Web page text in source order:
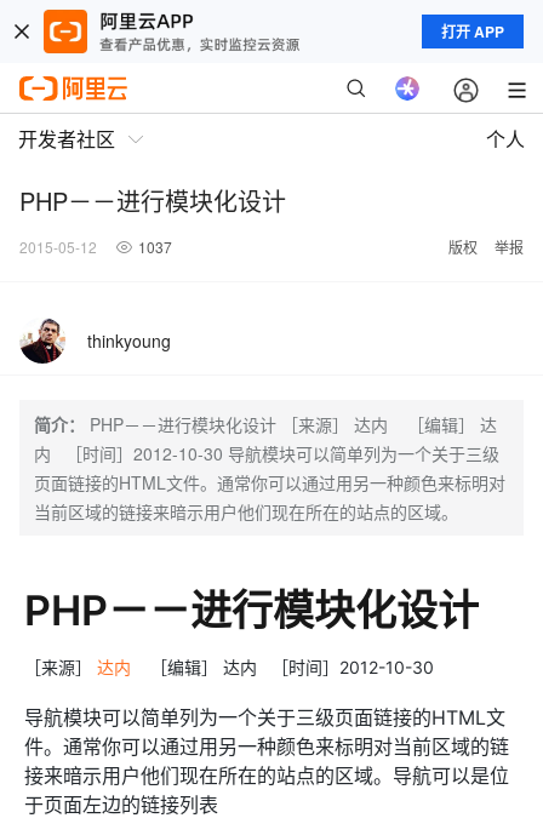
打开 APP
开发者社区 个人
PHP－－进行模块化设计
2015-05-12 1037 版权 举报
thinkyoung
简介：
PHP－－进行模块化设计 ［来源］ 达内 ［编辑］ 达
内 ［时间］2012-10-30 导航模块可以简单列为一个关于三级
页面链接的HTML文件。通常你可以通过用另一种颜色来标明对
当前区域的链接来暗示用户他们现在所在的站点的区域。
PHP－－进行模块化设计
［来源］ 达内 ［编辑］ 达内 ［时间］2012-10-30
导航模块可以简单列为一个关于三级页面链接的HTML文
件。通常你可以通过用另一种颜色来标明对当前区域的链
接来暗示用户他们现在所在的站点的区域。导航可以是位
于页面左边的链接列表